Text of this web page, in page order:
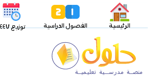
الرئيسية الفصول الدراسية توزيع ١٤٤٧